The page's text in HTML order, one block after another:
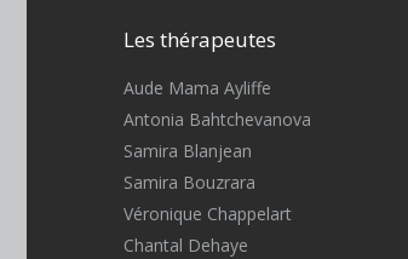
Les thérapeutes
Aude Mama Ayliffe
Antonia Bahtchevanova
Samira Blanjean
Samira Bouzrara
Véronique Chappelart
Chantal Dehaye